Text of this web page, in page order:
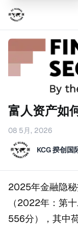
富人资产如
08 5月, 2026
KCG 揆创国
2025年金融隐
（2022年：第
556分），其中